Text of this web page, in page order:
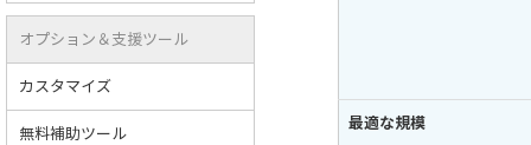
最適な規模
オプション＆支援ツール
カスタマイズ
無料補助ツール